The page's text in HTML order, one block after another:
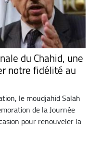
du Chahid, une
notre fidélité au
le moudjahid Salah
de la Journée
pour renouveler la